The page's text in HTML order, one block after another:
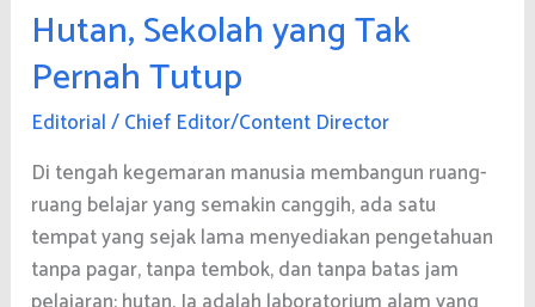
Hutan, Sekolah yang Tak
Pernah Tutup
Editorial/Chief Editor/Content Director
Di tengah kegemaran manusia membangun ruang-
ruang belajar yang semakin canggih, ada satu
tempat yang sejak lama menyediakan pengetahuan
tanpa pagar, tanpa tembok, dan tanpa batas jam